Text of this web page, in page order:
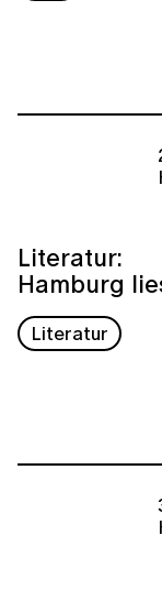
Literatur:
Hamburg
Literatur